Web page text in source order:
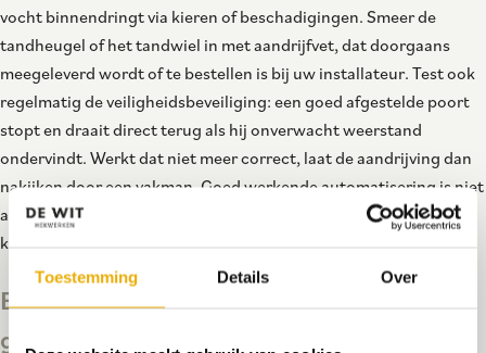
Toestemming Details Over
vocht binnendringt via kieren of beschadigingen. Smeer de
tandheugel of het tandwiel in met aandrijfvet, dat doorgaans
meegeleverd wordt of te bestellen is bij uw installateur. Test ook
regelmatig de veiligheidsbeveiliging: een goed afgestelde poort
stopt en draait direct terug als hij onverwacht weerstand
ondervindt. Werkt dat niet meer correct, laat de aandrijving dan
nakijken door een vakman. Goed werkende automatisering is niet
alleen een kwestie van gemak, maar ook van veiligheid voor
kinderen en huisdieren in uw omgeving.
Een jaarlijkse inspectieronde bespaart
geld